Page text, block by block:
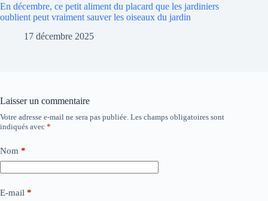
En décembre, ce petit aliment du placard que les jardiniers
oublient peut vraiment sauver les oiseaux du jardin
17 décembre 2025
Laisser un commentaire
Votre adresse e-mail ne sera pas publiée. Les champs obligatoires sont
indiqués avec *
Nom *
E-mail *